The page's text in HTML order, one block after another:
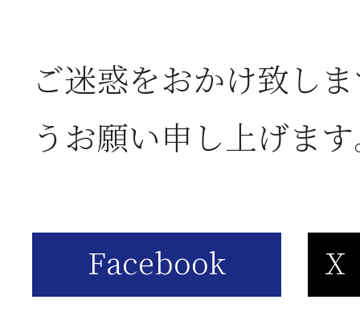
2026年05月23日
6
2026年05月23日
6
ご迷惑をおかけ致し
うお願い申し上げま